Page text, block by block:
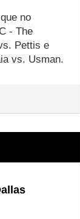
no
- The
Pettis e
vs. Usman.